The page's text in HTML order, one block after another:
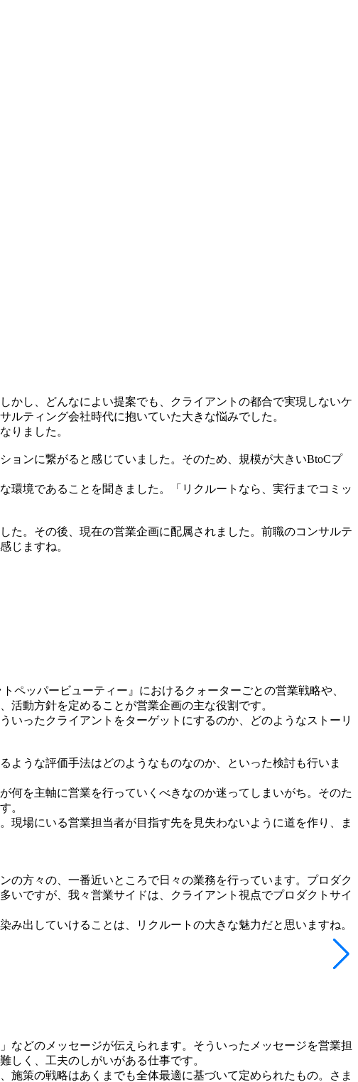
かし、どんなによい提案でも、クライアントの都合で実現しないケ
ティング会社時代に抱いていた大きな悩みでした。
りました。
ョンに繋がると感じていました。そのため、規模が大きいBtoCプ
環境であることを聞きました。「リクルートなら、実行までコミッ
た。その後、現在の営業企画に配属されました。前職のコンサルテ
じますね。
ペッパービューティー』におけるクォーターごとの営業戦略や、
動方針を定めることが営業企画の主な役割です。
ったクライアントをターゲットにするのか、どのようなストーリ
ような評価手法はどのようなものなのか、といった検討も行いま
何を主軸に営業を行っていくべきなのか迷ってしまいがち。そのた
。
場にいる営業担当者が目指す先を見失わないように道を作り、ま
の方々の、一番近いところで日々の業務を行っています。プロダク
いですが、我々営業サイドは、クライアント視点でプロダクトサイ
出していけることは、リクルートの大きな魅力だと思いますね。
などのメッセージが伝えられます。そういったメッセージを営業担
しく、工夫のしがいがある仕事です。
策の戦略はあくまでも全体最適に基づいて定められたもの。さま